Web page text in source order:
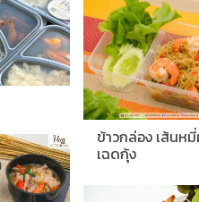
ข้าวกล่อง เส้นห
เฉดกุ้ง